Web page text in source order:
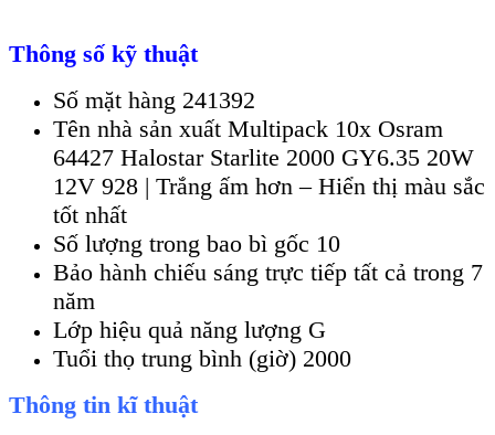
Thông số kỹ thuật
Số mặt hàng 241392
Tên nhà sản xuất Multipack 10x Osram
64427 Halostar Starlite 2000 GY6.35 20W
12V 928 | Trắng ấm hơn – Hiển thị màu sắc
tốt nhất
Số lượng trong bao bì gốc 10
Bảo hành chiếu sáng trực tiếp tất cả trong 7
năm
Lớp hiệu quả năng lượng G
Tuổi thọ trung bình (giờ) 2000
Thông tin kĩ thuật